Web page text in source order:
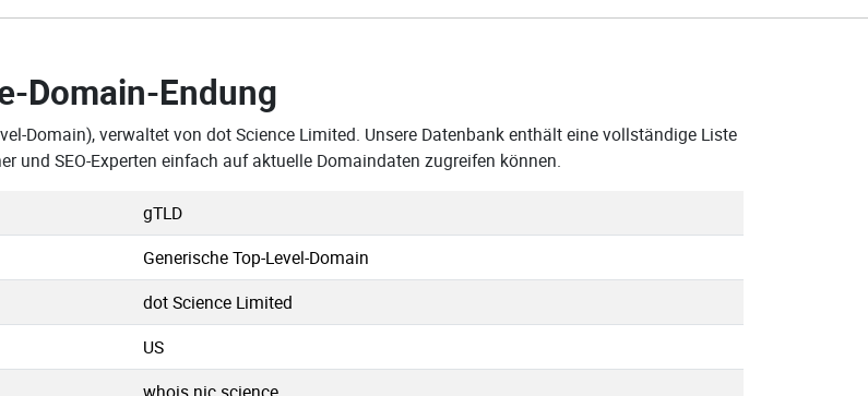
Domain-Endung
Domain), verwaltet von dot Science Limited. Unsere Datenbank enthält eine vollständige Liste
und SEO-Experten einfach auf aktuelle Domaindaten zugreifen können.
gTLD
Generische Top-Level-Domain
dot Science Limited
US